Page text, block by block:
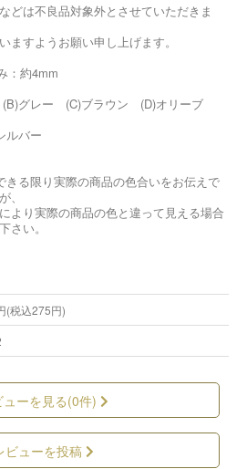
どは不良品対象外とさせていただきま
ますようお願い申し上げます。
：約4mm
グレー (C)ブラウン (D)オリーブ
バー
る限り実際の商品の色合いをお伝えで
、
より実際の商品の色と違って見える場合
さい。
(税込275円)
ューを見る(0件)
ビューを投稿